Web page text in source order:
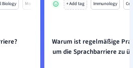
Biology Mo + Add tag Immunology
Warum ist regelmäßige
um die Sprachbarriere zu